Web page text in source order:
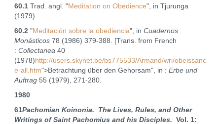
60.1Trad. angl. "Meditation on Obedience", in Tjurunga
(1979)
60.2 "Meditación sobre la obediencia", in Cuadernos
Monásticos78 (1986) 379‑388. [Trans. from French
: Collectanea 40
(1978) http://users.skynet.be/bs775533/Armand/wri/obeissanc
e-all.htm">Betrachtung über den Gehorsam", in : Erbe und
Auftrag55 (1979), 271‑280.
1980
61Pachomian Koinonia. The Lives, Rules, and Other
Writings of Saint Pachomius and his Disciples. Vol. 1: